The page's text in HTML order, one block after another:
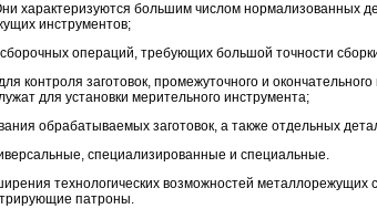
характеризуются большим числом нормализованных
инструментов;
операций, требующих большой точности
контроля заготовок, промежуточного и
для установки мерительного инструмента;
обрабатываемых заготовок, а также отдельных
специализированные и специальные.
технологических возможностей металлорежущих
патроны.